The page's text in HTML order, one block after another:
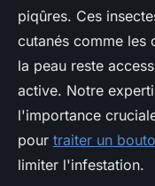
piqûres. Ces
cutanés comme les
la peau reste
active. Notre
l'importance
pour traiter un
limiter l'infestation.